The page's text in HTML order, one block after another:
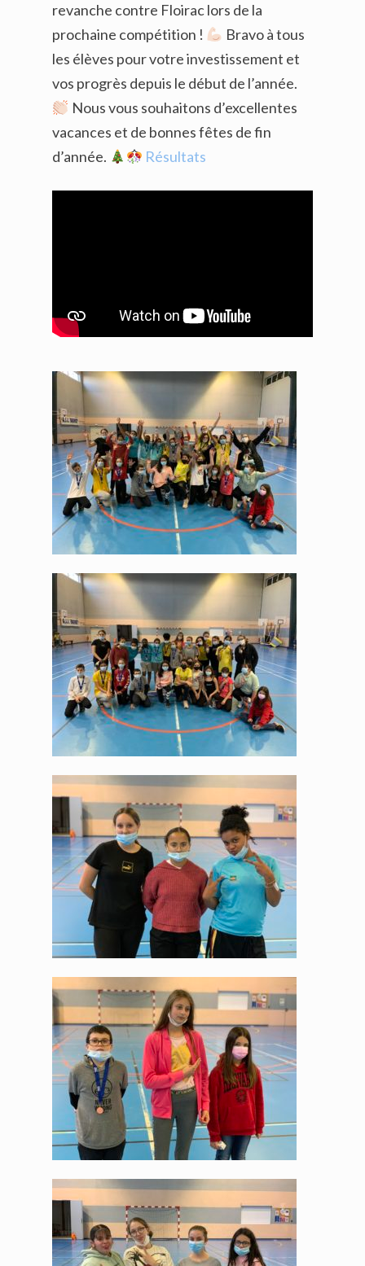
revanche contre Floirac lors de la
prochaine compétition !
Bravo à tous
les élèves pour votre investissement et
vos progrès depuis le début de l’année.
Nous vous souhaitons d’excellentes
vacances et de bonnes fêtes de fin
d’année.
Résultats